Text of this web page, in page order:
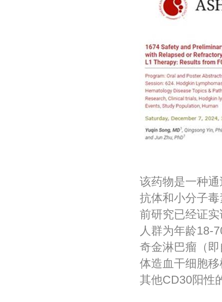
该药物是一种
抗体和小分子
前研究已经证
人群为年龄18-
奇金淋巴瘤（
体造血干细胞
其他CD30阳性